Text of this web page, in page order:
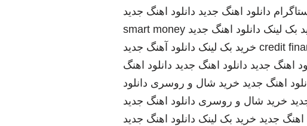
دانلود اهنگ جدید دانلود اهنگ جدید
بک لینک دانلود اهنگ جدید smart money
credit خرید بک لینک دانلود آهنگ جدید
اهنگ جدید دانلود اهنگ جدید دانلود اهنگ
اهنگ جدید خرید شال و روسری دانلود
خرید شال و روسری دانلود اهنگ جدید
اهنگ جدید خرید بک لینک دانلود اهنگ جدید